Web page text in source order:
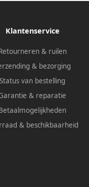
Klantenservice
& ruilen
& bezorging
Status van bestelling
& reparatie
& beschikbaarheid